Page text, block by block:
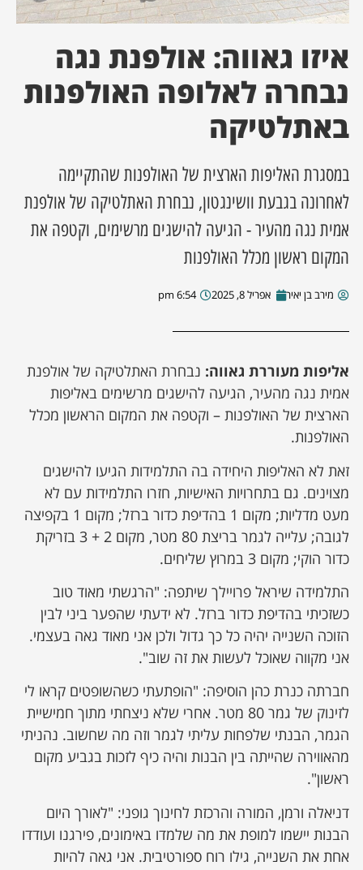
מקומית
עסקים
איזו גאווה: אולפנת נגה
נבחרה לאלופה האולפנות
באתלטיקה
במסגרת האליפות הארצית של האולפנות שהתקיימה
לאחרונה בגבעת וושינגטון, נבחרת האתלטיקה של אולפנת
אמית נגה מהעיר - הגיעה להישגים מרשימים, וקטפה את
המקום ראשון מכלל האולפנות
מירב בן יאיר אפריל 8, 2025 6:54 pm
אליפות מעוררת גאווה: נבחרת האתלטיקה של אולפנת
אמית נגה מהעיר, הגיעה להישגים מרשימים באליפות
הארצית של האולפנות – וקטפה את המקום הראשון מכלל
האולפנות.
זאת לא האליפות היחידה בה התלמידות הגיעו להישגים
מצוינים. גם בתחרויות האישיות, חזרו התלמידות עם לא
מעט מדליות; מקום 1 בהדיפת כדור ברזל; מקום 1 בקפיצה
לגובה; עלייה לגמר בריצת 80 מטר, מקום 2 + 3 בזריקת
כדור הוקי; מקום 3 במרוץ שליחים.
התלמידה שיראל פרויילך שיתפה: "הרגשתי מאוד טוב
כשזכיתי בהדיפת כדור ברזל. לא ידעתי שהפער ביני לבין
הזוכה השנייה יהיה כל כך גדול ולכן אני מאוד גאה בעצמי.
אני מקווה שאוכל לעשות את זה שוב".
חברתה כנרת כהן הוסיפה: "הופתעתי כשהשופטים קראו לי
לזינוק של גמר 80 מטר. אחרי שלא ניצחתי מתוך חמישיית
הגמר, הבנתי שלפחות עליתי לגמר וזה מה שחשוב. נהניתי
מהאווירה שהייתה בין הבנות והיה כיף לזכות בגביע מקום
ראשון".
דניאלה ורמן, המורה והרכזת לחינוך גופני: "לאורך היום
הבנות יישמו למופת את מה שלמדו באימונים, פירגנו ועודדו
אחת את השנייה, גילו רוח ספורטיבית. אני גאה להיות